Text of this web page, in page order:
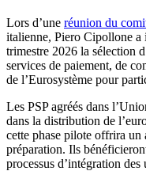
Lors d’une réunion du
italienne, Piero Cipollone a
trimestre 2026 la sélection
services de paiement, de
de l’Eurosystème pour
Les PSP agréés dans
dans la distribution de
cette phase pilote offrira un
préparation. Ils
processus d’intégration